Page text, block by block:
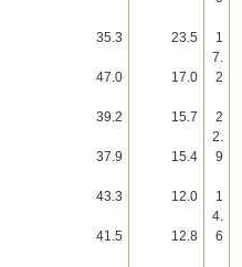
35.3
47.0
39.2
37.9
43.3
41.5
23.5
17.0
15.7
15.4
12.0
12.8
1
7.
2
2
2.
9
1
4.
6